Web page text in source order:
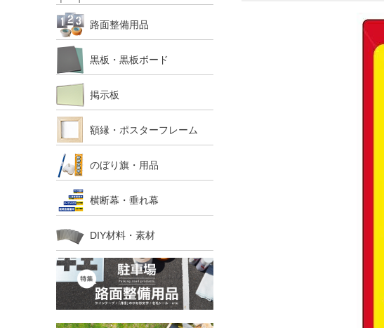
路面整備用品
黒板・黒板ボード
掲示板
額縁・ポスターフレーム
のぼり旗・用品
横断幕・垂れ幕
DIY材料・素材